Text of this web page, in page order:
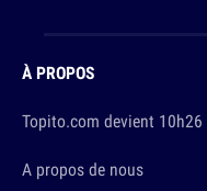
À PROPOS
Topito.com devient 10h26
A propos de nous